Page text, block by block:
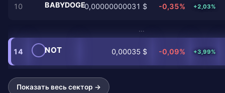
10 BABYDOGE0,00000000031 $ -0,35% +2,03%
…
14 NOT 0,00035 $ -0,09% +3,99%
Показать весь сектор →